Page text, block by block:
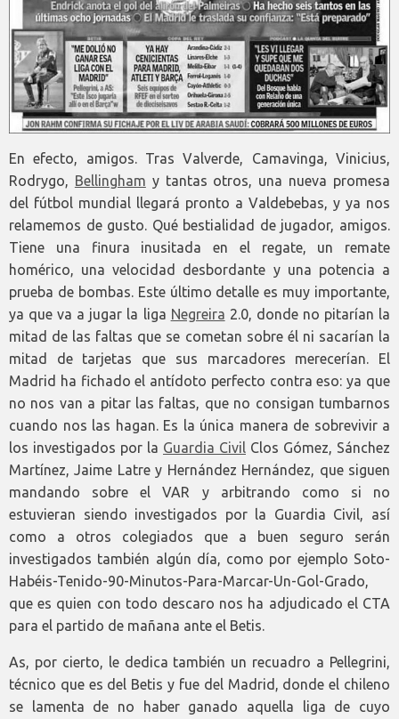
En efecto, amigos. Tras Valverde, Camavinga, Vinicius,
Rodrygo, Bellingham y tantas otros, una nueva promesa
del fútbol mundial llegará pronto a Valdebebas, y ya nos
relamemos de gusto. Qué bestialidad de jugador, amigos.
Tiene una finura inusitada en el regate, un remate
homérico, una velocidad desbordante y una potencia a
prueba de bombas. Este último detalle es muy importante,
ya que va a jugar la liga Negreira 2.0, donde no pitarían la
mitad de las faltas que se cometan sobre él ni sacarían la
mitad de tarjetas que sus marcadores merecerían. El
Madrid ha fichado el antídoto perfecto contra eso: ya que
no nos van a pitar las faltas, que no consigan tumbarnos
cuando nos las hagan. Es la única manera de sobrevivir a
los investigados por la Guardia Civil Clos Gómez, Sánchez
Martínez, Jaime Latre y Hernández Hernández, que siguen
mandando sobre el VAR y arbitrando como si no
estuvieran siendo investigados por la Guardia Civil, así
como a otros colegiados que a buen seguro serán
investigados también algún día, como por ejemplo Soto-
Habéis-Tenido-90-Minutos-Para-Marcar-Un-Gol-Grado,
que es quien con todo descaro nos ha adjudicado el CTA
para el partido de mañana ante el Betis.
As, por cierto, le dedica también un recuadro a Pellegrini,
técnico que es del Betis y fue del Madrid, donde el chileno
se lamenta de no haber ganado aquella liga de cuyo